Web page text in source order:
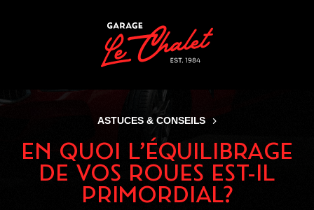
ASTUCES & CONSEILS
EN QUOI L’ÉQUILIBRAGE
DE VOS ROUES EST-IL
PRIMORDIAL?